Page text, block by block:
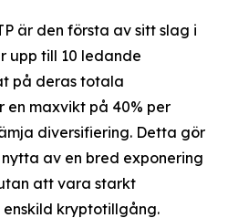
är den första av sitt slag i
upp till 10 ledande
på deras totala
en maxvikt på 40% per
diversifiering. Detta gör
av en bred exponering
att vara starkt
kryptotillgång.